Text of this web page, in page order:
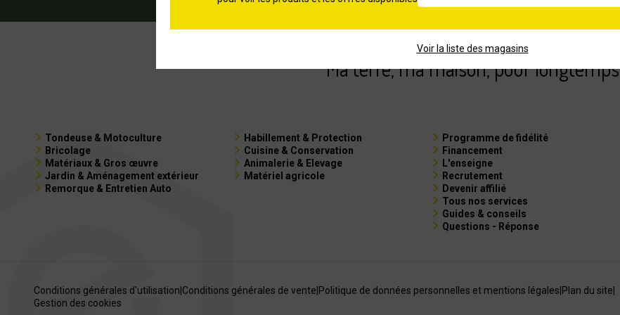
Ma terre, ma maison, pour longtemps
Tondeuse & Motoculture
Bricolage
Matériaux & Gros œuvre
Jardin & Aménagement extérieur
Remorque & Entretien Auto
Habillement & Protection
Cuisine & Conservation
Animalerie & Elevage
Matériel agricole
Programme de fidélité
Financement
L'enseigne
Recrutement
Devenir affilié
Tous nos services
Guides & conseils
Questions - Réponse
Conditions générales d'utilisation Conditions générales de vente Politique de données personnelles et mentions légales Plan du site
Gestion des cookies
Voir la liste des magasins